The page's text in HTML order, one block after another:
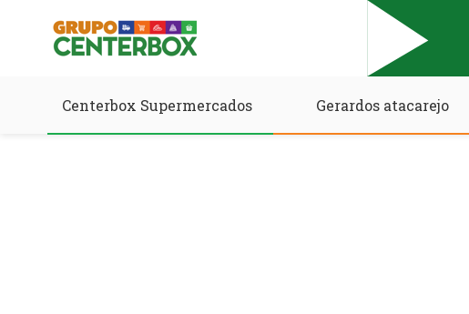
Centerbox Supermercados Gerardos atacarejo